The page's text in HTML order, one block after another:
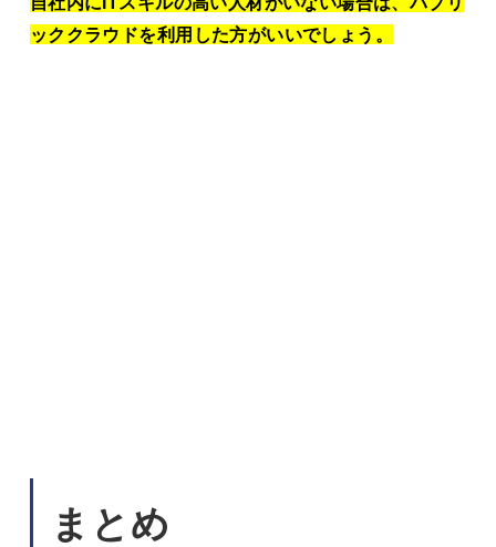
ッククラウドを利用した方がいいでしょう。
まとめ